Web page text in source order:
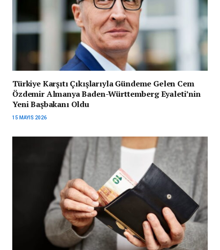
Türkiye Karşıtı Çıkışlarıyla Gündeme Gelen Cem
Özdemir Almanya Baden-Württemberg Eyaleti’nin
Yeni Başbakanı Oldu
15 MAYIS 2026